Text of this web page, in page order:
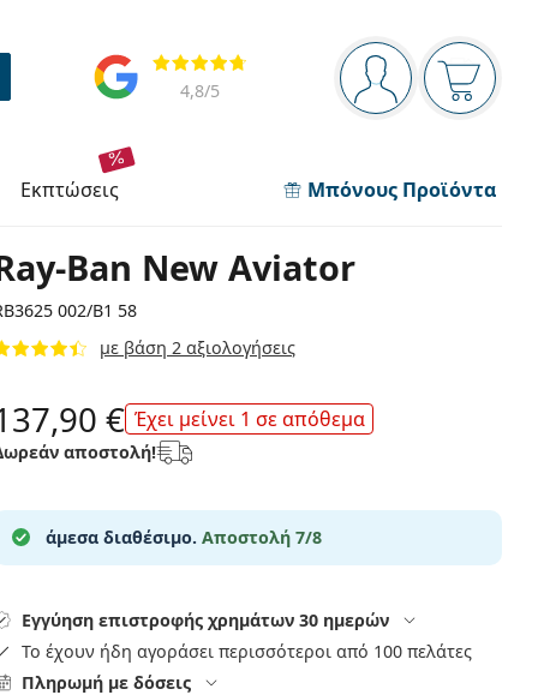
Πίνακας πλοήγησης
Είστε
Το
Αξιολογήσεις
4,8/5
εκπτώσεις Μπόνους Προϊόντα
Ban New Aviator
002/B1 58
με βάση 2 αξιολογήσεις
€ Έχει μείνει 1 σε απόθεμα
αποστολή!
άμεσα διαθέσιμο. Αποστολή 7/8
Εγγύηση επιστροφής χρημάτων 30 ημερών
Το έχουν ήδη αγοράσει περισσότεροι από 100 πελάτες
Πληρωμή με δόσεις